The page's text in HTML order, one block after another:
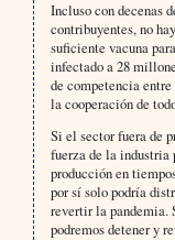
Incluso con decenas
contribuyentes, no
suficiente vacuna
infectado a 28
de competencia
la cooperación de
Si el sector fuera de
fuerza de la industria
producción en
por sí solo podría
revertir la pandemia.
podremos detener y